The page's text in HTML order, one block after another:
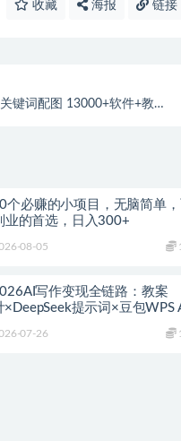
收藏 海报 链接
键词配图 13000+软件+教程
个必赚的小项目，无脑简单，
业的首选，日入300+
08-05
写作变现全链路：教案
×DeepSeek提示词×豆包WPS
07-26